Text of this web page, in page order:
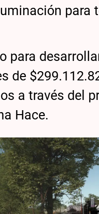
para
para
de
a través del
Hace.